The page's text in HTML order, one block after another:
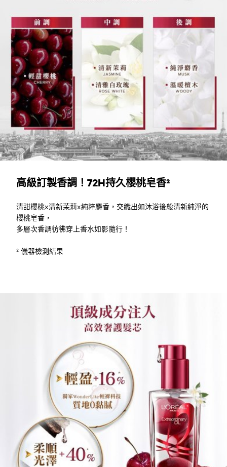
高級訂製香調！72H持久櫻桃皂香²
清甜櫻桃x清新茉莉x純粹麝香，交織出如沐浴後般清新純淨的
櫻桃皂香，
多層次香調彷彿穿上香水如影隨行！
² 儀器檢測結果